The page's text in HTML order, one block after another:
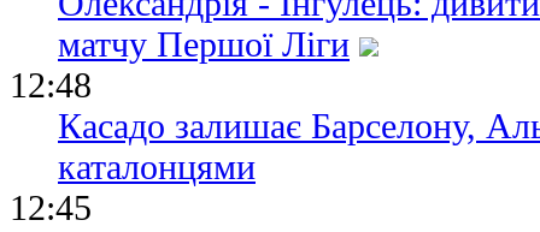
матчу Першої Ліги
12:48
Касадо залишає Барселону,
каталонцями
12:45